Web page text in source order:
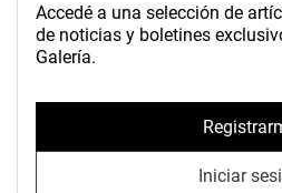
Accedé a una selección de
de noticias y boletines
Galería.
Iniciar